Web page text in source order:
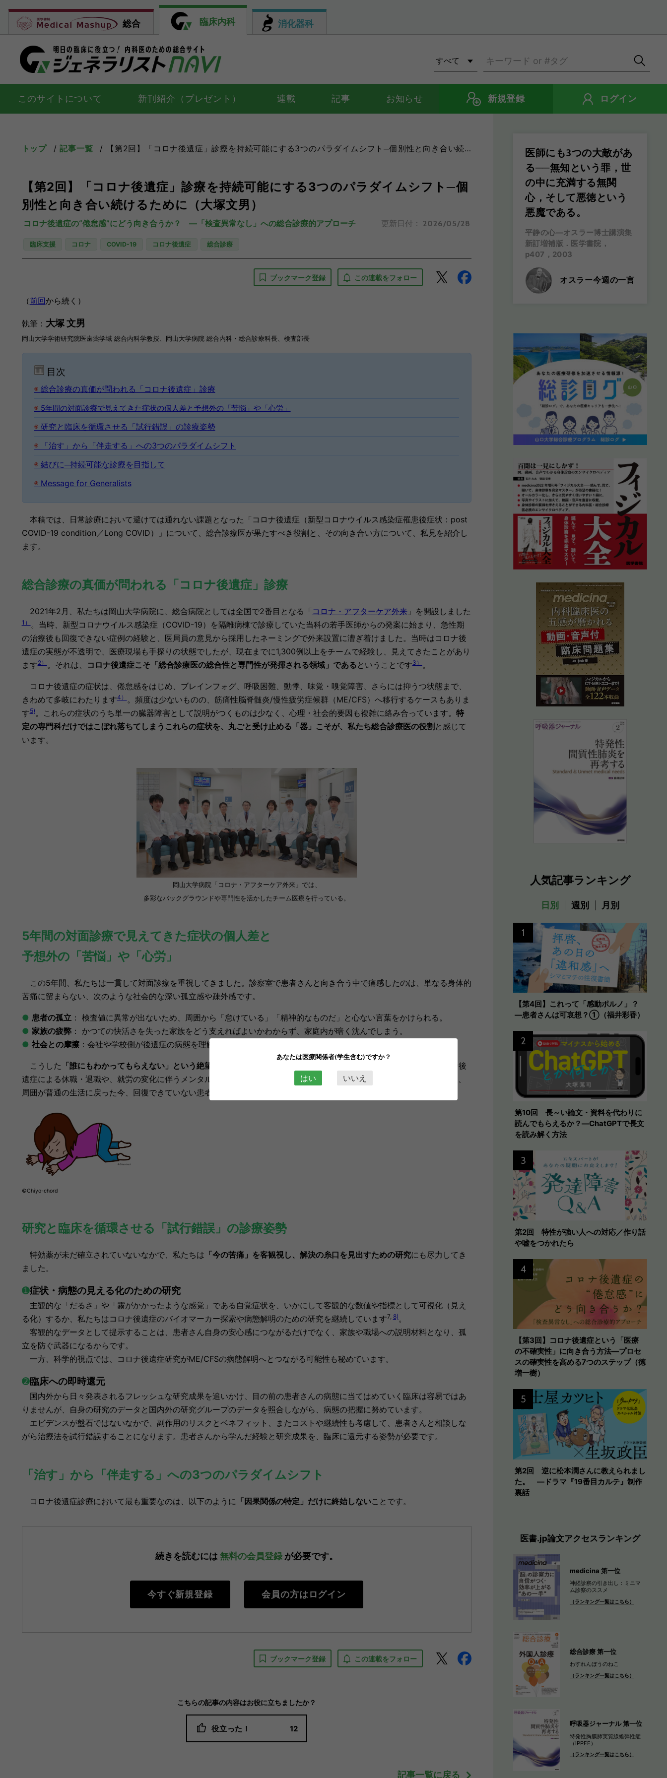
総合 臨床内科 消化器科
このサイトについて 新刊紹介（プレゼント） 連載 記事 お知らせ 新規登録 ログイン
トップ 記事一覧 【第2回】「コロナ後遺症」診療を持続可能にする3つのパラダイムシフト─個別性と向き合い続けるために（大塚文男）
【第2回】「コロナ後遺症」診療を持続可能にする3つのパラダイムシフト─個
別性と向き合い続けるために（大塚文男）
コロナ後遺症の“倦怠感”にどう向き合うか？ ―「検査異常なし」への総合診療的アプローチ
臨床支援 コロナ COVID-19 コロナ後遺症 総合診療
更新日付： 2026/05/28
ブックマーク登録 この連載をフォロー
（前回から続く）
執筆： 大塚 文男
岡山大学学術研究院医歯薬学域 総合内科学教授、岡山大学病院 総合内科・総合診療科長、検査部長
目次
◉ 総合診療の真価が問われる「コロナ後遺症」診療
◉ 5年間の対面診療で見えてきた症状の個人差と予想外の「苦悩」や「心労」
◉研究と臨床を循環させる「試行錯誤」の診療姿勢
◉「治す」から「伴走する」への3つのパラダイムシフト
◉結びに─持続可能な診療を目指して
◉Message for Generalists
本稿では、
日常診療において避けては通れない課題となった「コロナ後遺症（新型コロナウイルス感染症罹患後症状：post
COVID-19 condition／Long COVID）」について、総合診療医が果たすべき役割と、その向き合い方について、私見を紹介し
ます。
総合診療の真価が問われる「コロナ後遺症」診療
2021年2月、私たちは岡山大学病院に、総合病院としては全国で2番目となる「コロナ・アフターケア外来」を開設しました
1） 。当時、新型コロナウイルス感染症（COVID-19）を隔離病棟で診療していた当科の若手医師からの発案に始まり、急性期
の治療後も回復できない症例の経験と、医局員の意見から採用したネーミングで外来設置に漕ぎ着けました。当時はコロナ後
遺症の実態が不透明で、医療現場も手探りの状態でしたが、現在までに1,300例以上をチームで経験し、見えてきたことがあり
ます2） 。それは、 コロナ後遺症こそ「総合診療医の総合性と専門性が発揮される領域」である ということです3 ） 。
コロナ後遺症の症状は、倦怠感をはじめ、 ブレインフォグ、呼吸困難、動悸、味覚・嗅覚障害、さらには抑うつ状態まで、
きわめて多岐にわたります4 ） 。頻度は少ないものの、筋痛性脳脊髄炎/慢性疲労症候群（ME/CFS）へ移行するケースもありま
す5)。これらの症状のうち単一の臓器障害として説明がつくものは少なく、心理・社会的要因も複雑に絡み合っています。 特
定の専門科だけではこぼれ落ちてしまうこれらの症状を、丸ごと受け止める「器」こそが、私たち総合診療医の役割 と感じて
います。
岡山大学病院「コロナ・アフターケア外来」では、
多彩なバックグラウンドや専門性を活かしたチーム医療を行っている。
5年間の対面診療で見えてきた症状の個人差と
予想外の「苦悩」や「心労」
この5年間、私たちは一貫して対面診療を重視してきました。診察室で患者さんと向き合う中で痛感したのは、単なる身体的
苦痛に留まらない、次のような社会的な深い孤立感や疎外感です。
● 患者の孤立： 検査値に異常が出ないため、周囲から「怠けている」「精神的なものだ」と心ない言葉をかけられる。
● 家族の疲弊： かつての快活さを失った家族をどう支えればよいかわからず、家庭内が暗く沈んでしまう。
● 社会との摩擦：会社や学校側が後遺症の病態を理解できず、復職・登校のプレッシャーが症状をさらに悪化させる。
こうした 「誰にもわかってもらえない」という絶望感こそが、患者さんを追い詰める最大の要因
コロナ後
遺症による休職・退職や、就労の変化に伴うメンタルヘルスの問題も
生じています6)
特にCOVID-19が5類感染症に移行後、
周囲が普通の生活に戻った今、回復できていない患者さんの苦悩は、逆に増大していると感じます。
©Chiyo-chord
研究と臨床を循環させる「試行錯誤」の診療姿勢
特効薬が未だ確立されていないなかで、私たちは 「今の苦痛」を客観視し、解決の糸口を見出すための研究にも尽力してき
ました。
➊症状・病態の見える化のための研究
主観的な「だるさ」や「霧がかかったような感覚」である自覚症状を、いかにして客観的な数値や指標として可視化（見え
る化）するか、私たちはコロナ後遺症のバイオマーカー探索や病態解明のための研究を継続しています7, 8)。
客観的なデータとして提示することは、患者さん自身の安心感につながるだけでなく、家族や職場への説明材料となり、孤
立を防ぐ武器になるからです。
一方、科学的視点では、コロナ後遺症研究がME/CFSの病態解明へとつながる可能性も秘めています。
➋臨床への即時還元
国内外から日々発表されるフレッシュな研究成果を追いかけ、目の前の患者さんの病態に当てはめていく臨床は容易ではあ
りませんが、自身の研究のデータと国内外の研究グループのデータを照合しながら、病態の把握に努めています。
エビデンスが盤石ではないなかで、副作用のリスクとベネフィット、またコストや継続性も考慮して、患者さんと相談しな
がら治療法を試行錯誤することになります。患者さんから学んだ経験と研究成果を、臨床に還元する姿勢が必要です。
「治す」から「伴走する」への3つのパラダイムシフト
コロナ後遺症診療において最も重要なのは、以下のように 「因果関係の特定」だけに終始しないことです。
続きを読むには 無料の会員登録 が必要です。
今すぐ新規登録 会員の方はログイン
ブックマーク登録 この連載をフォロー
こちらの記事の内容はお役に立ちましたか？
役立った！ 12
記事一覧に戻る
医師にも3つの大敵があ
る──無知という罪，世
の中に充満する無関
心，そして悪徳という
悪魔である。
平静の心―オスラー博士講演集
新訂増補版．医学書院，
p407，2003
オスラー今週の一言
人気記事ランキング
日別 週別 月別
【第4回】これって「感動ポルノ」？
―患者さんは可哀想？①（福井彩香）
1
第10回 長～い論文・資料を代わりに
読んでもらえるか？―ChatGPTで長文
を読み解く方法
2
第2回 特性が強い人への対応／作り話
や嘘をつかれたら
3
【第3回】コロナ後遺症という「医療
の不確実性」に向き合う方法―プロセ
スの確実性を高める7つのステップ（徳
増一樹）
4
第2回 逆に松本潤さんに教えられまし
た。 ―ドラマ『19番目カルテ』制作
裏話
5
医書.jp論文アクセスランキング
medicina 第一位
神経診察の引き出し：ミニマ
ム診察のススメ
（ランキング一覧はこちら）
総合診療 第一位
わすれんぼうのねこ
（ランキング一覧はこちら）
呼吸器ジャーナル 第一位
特発性胸膜肺実質線維弾性症
（iPPFE）
（ランキング一覧はこちら）
あなたは医療関係者(学生含む)ですか？
はい いいえ